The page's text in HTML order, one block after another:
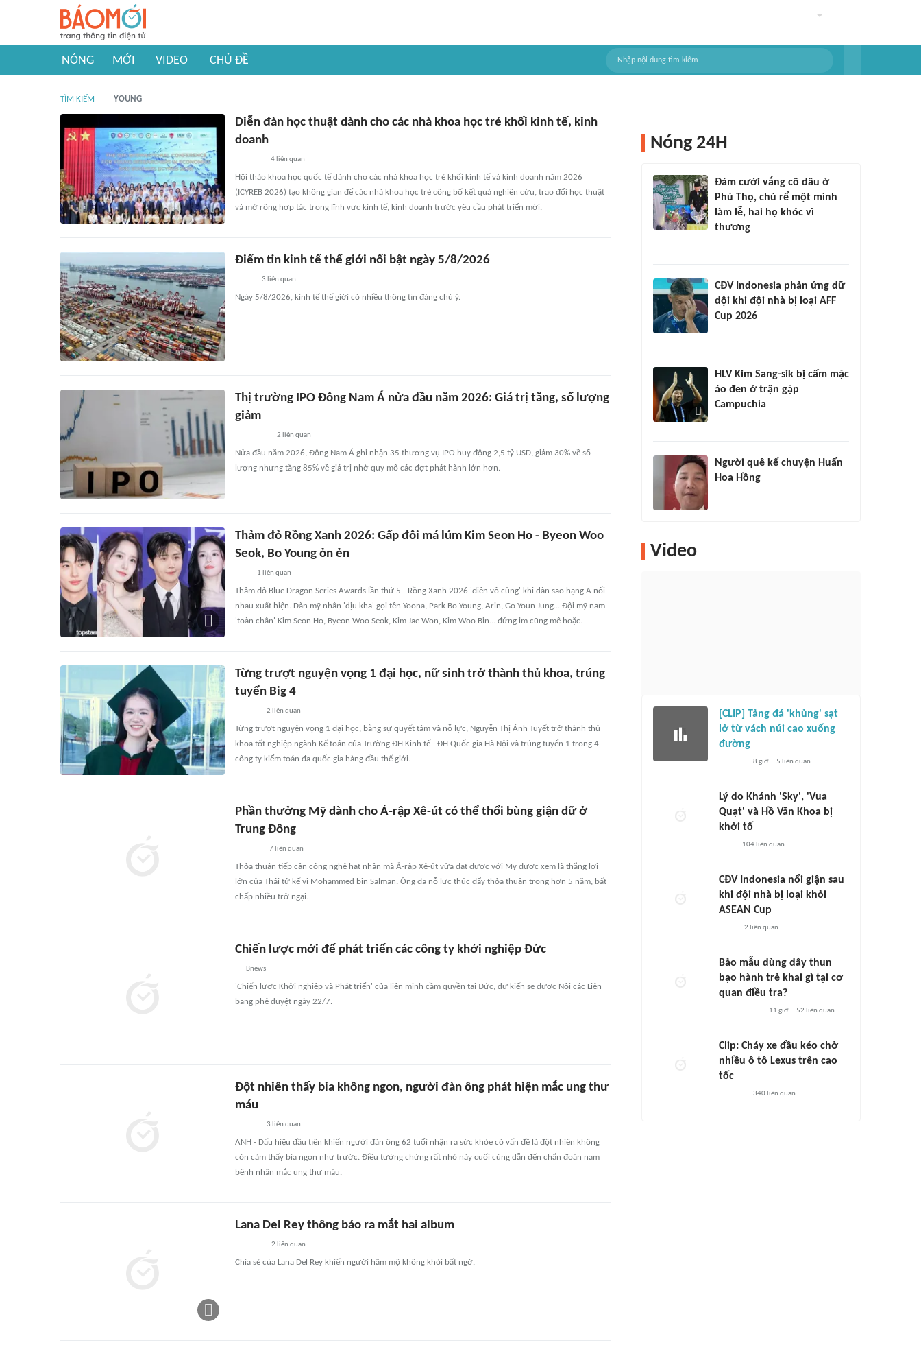
NÓNG MỚI VIDEO CHỦ ĐỀ
TÌM KIẾM YOUNG
Diễn đàn học thuật dành cho các nhà khoa học trẻ khối kinh tế, kinh
doanh
4liên quan
Hội thảo khoa học quốc tế dành cho các nhà khoa học trẻ khối kinh tế và kinh doanh năm 2026
(ICYREB 2026) tạo không gian để các nhà khoa học trẻ công bố kết quả nghiên cứu, trao đổi học thuật
và mở rộng hợp tác trong lĩnh vực kinh tế, kinh doanh trước yêu cầu phát triển mới.
Điểm tin kinh tế thế giới nổi bật ngày 5/8/2026
3 liên quan
Ngày 5/8/2026, kinh tế thế giới có nhiều thông tin đáng chú ý.
Thị trường IPO Đông Nam Á nửa đầu năm 2026: Giá trị tăng, số lượng
giảm
2 liên quan
Nửa đầu năm 2026, Đông Nam Á ghi nhận 35 thương vụ IPO huy động 2,5 tỷ USD, giảm 30% về số
lượng nhưng tăng 85% về giá trị nhờ quy mô các đợt phát hành lớn hơn.
Thảm đỏ Rồng Xanh 2026: Gấp đôi má lúm Kim Seon Ho - Byeon Woo
Seok, Bo Young ỏn ẻn
1 liên quan
Thảm đỏ Blue Dragon Series Awards lần thứ 5 - Rồng Xanh 2026 'điên vô cùng' khi dàn sao hạng A nối
nhau xuất hiện. Dàn mỹ nhân 'dịu kha' gọi tên Yoona, Park Bo Young, Arin, Go Youn Jung... Đội mỹ nam
'toàn chân' Kim Seon Ho, Byeon Woo Seok, Kim Jae Won, Kim Woo Bin... đứng im cũng mê hoặc.
Từng trượt nguyện vọng 1 đại học, nữ sinh trở thành thủ khoa, trúng
tuyển Big 4
2 liên quan
Từng trượt nguyện vọng 1 đại học, bằng sự quyết tâm và nỗ lực, Nguyễn Thị Ánh Tuyết trở thành thủ
khoa tốt nghiệp ngành Kế toán của Trường ĐH Kinh tế - ĐH Quốc gia Hà Nội và trúng tuyển 1 trong 4
công ty kiểm toán đa quốc gia hàng đầu thế giới.
Phần thưởng Mỹ dành cho Ả-rập Xê-út có thể thổi bùng giận dữ ở
Trung Đông
7liên quan
Thỏa thuận tiếp cận công nghệ hạt nhân mà Ả-rập Xê-út vừa đạt được với Mỹ được xem là thắng lợi
lớn của Thái tử kế vị Mohammed bin Salman. Ông đã nỗ lực thúc đẩy thỏa thuận trong hơn 5 năm, bất
chấp nhiều trở ngại.
Chiến lược mới để phát triển các công ty khởi nghiệp Đức
Bnews
'Chiến lược Khởi nghiệp và Phát triển' của liên minh cầm quyền tại Đức, dự kiến sẽ được Nội các Liên
bang phê duyệt ngày 22/7.
Đột nhiên thấy bia không ngon, người đàn ông phát hiện mắc ung thư
máu
3 liên quan
ANH - Dấu hiệu đầu tiên khiến người đàn ông 62 tuổi nhận ra sức khỏe có vấn đề là đột nhiên không
còn cảm thấy bia ngon như trước. Điều tưởng chừng rất nhỏ này cuối cùng dẫn đến chẩn đoán nam
bệnh nhân mắc ung thư máu.
Lana Del Rey thông báo ra mắt hai album
2 liên quan
Chia sẻ của Lana Del Rey khiến người hâm mộ không khỏi bất ngờ.
Nóng 24H
Đám cưới vắng cô dâu ở
Phú Thọ, chú rể một mình
làm lễ, hai họ khóc vì
thương
CĐV Indonesia phản ứng dữ
dội khi đội nhà bị loại AFF
Cup 2026
HLV Kim Sang-sik bị cấm mặc
áo đen ở trận gặp
Campuchia
Người quê kể chuyện Huấn
Hoa Hồng
Video
[CLIP] Tảng đá 'khủng' sạt
lở từ vách núi cao xuống
đường
8 giờ 5 liên quan
Lý do Khánh 'Sky', 'Vua
Quạt' và Hồ Văn Khoa bị
khởi tố
104liên quan
CĐV Indonesia nổi giận sau
khi đội nhà bị loại khỏi
ASEAN Cup
2 liên quan
Bảo mẫu dùng dây thun
bạo hành trẻ khai gì tại cơ
quan điều tra?
11 giờ 52 liên quan
Clip: Cháy xe đầu kéo chở
nhiều ô tô Lexus trên cao
tốc
340liên quan